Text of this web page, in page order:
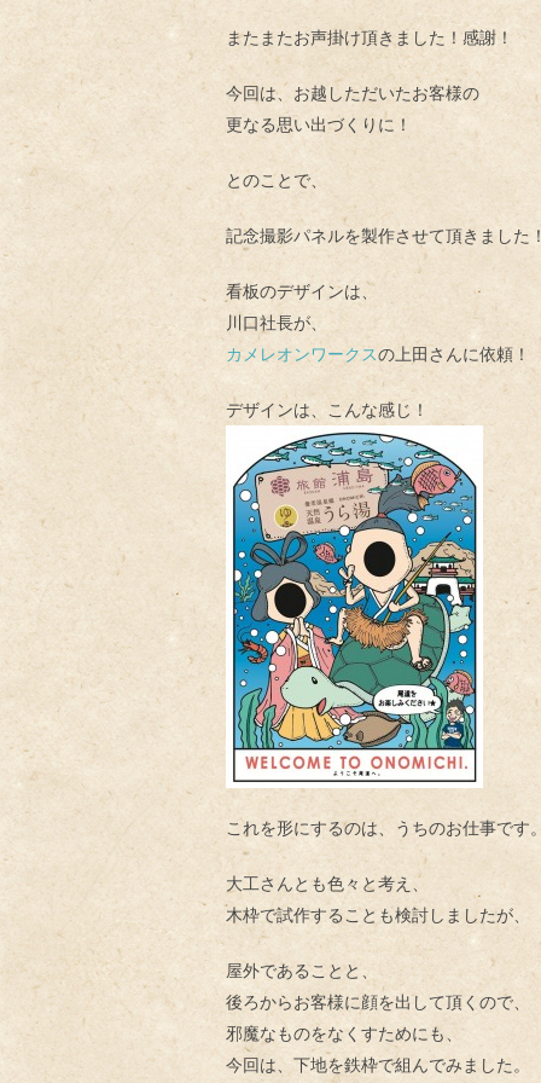
またまたお声掛け頂きました！感謝！
今回は、お越しただいたお客様の
更なる思い出づくりに！
とのことで、
記念撮影パネルを製作させて頂きました
看板のデザインは、
川口社長が、
カメレオンワークスの上田さんに依頼！
デザインは、こんな感じ！
これを形にするのは、うちのお仕事です
大工さんとも色々と考え、
木枠で試作することも検討しましたが、
屋外であることと、
後ろからお客様に顔を出して頂くので、
邪魔なものをなくすためにも、
今回は、下地を鉄枠で組んでみました。